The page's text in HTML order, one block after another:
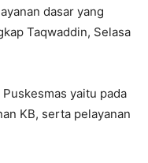
dasar yang
Taqwaddin, Selasa
yaitu pada
KB, serta pelayanan